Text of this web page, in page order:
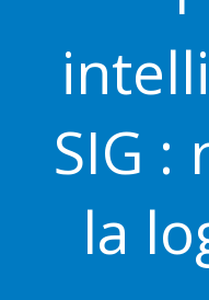
SIG :
la